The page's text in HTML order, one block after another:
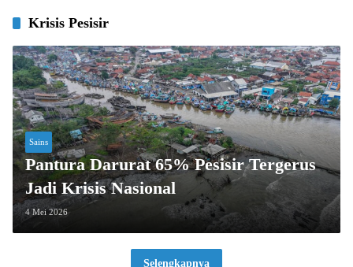
Krisis Pesisir
Sains
Pantura Darurat 65% Pesisir Tergerus
Jadi Krisis Nasional
4 Mei 2026
Selengkapnya